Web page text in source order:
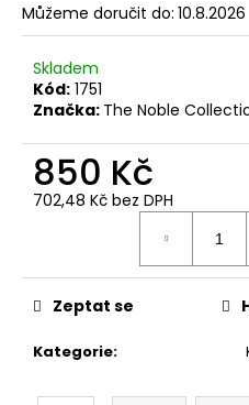
Můžeme doručit do: 10.8.2026
Skladem
Kód: 1751
Značka: The Noble
850 Kč
702,48 Kč bez DPH
Kategorie:
Zeptat se
D
o
p
o
e
m
e